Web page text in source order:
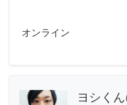
オンライン
ヨシく